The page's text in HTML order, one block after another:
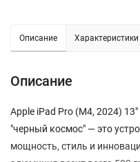
Описание Характеристики
Описание
Apple iPad Pro (M4, 2024)
"черный космос" — это
мощность, стиль и